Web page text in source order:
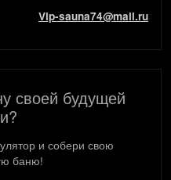
Vip-sauna74@mail.ru
своей будущей
и собери свою
баню!